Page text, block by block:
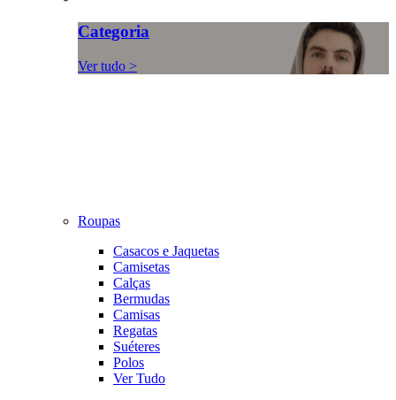
Categoria
Ver tudo >
Roupas
Casacos e Jaquetas
Camisetas
Calças
Bermudas
Camisas
Regatas
Suéteres
Polos
Ver Tudo